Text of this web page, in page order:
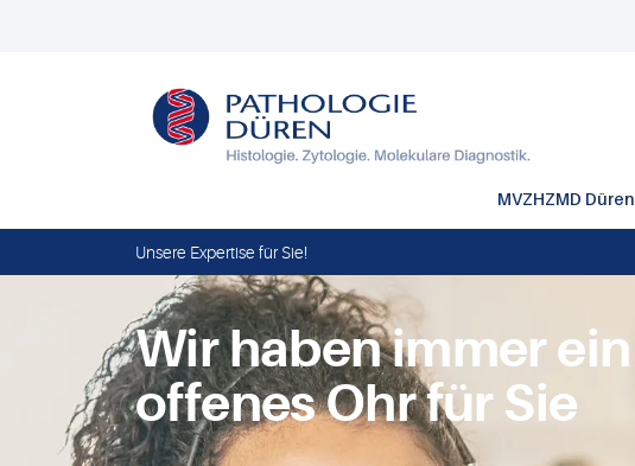
MVZHZMD Düren
Unsere Expertise für Sie!
Wir haben immer ein
offenes Ohr für Sie